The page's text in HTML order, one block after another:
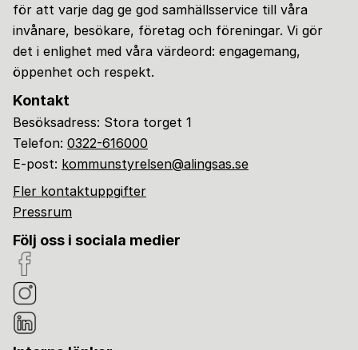
för att varje dag ge god samhällsservice till våra
invånare, besökare, företag och föreningar. Vi gör
det i enlighet med våra värdeord: engagemang,
öppenhet och respekt.
Kontakt
Besöksadress: Stora torget 1
Telefon: 0322-616000
E-post: kommunstyrelsen@alingsas.se
Fler kontaktuppgifter
Pressrum
Följ oss i sociala medier